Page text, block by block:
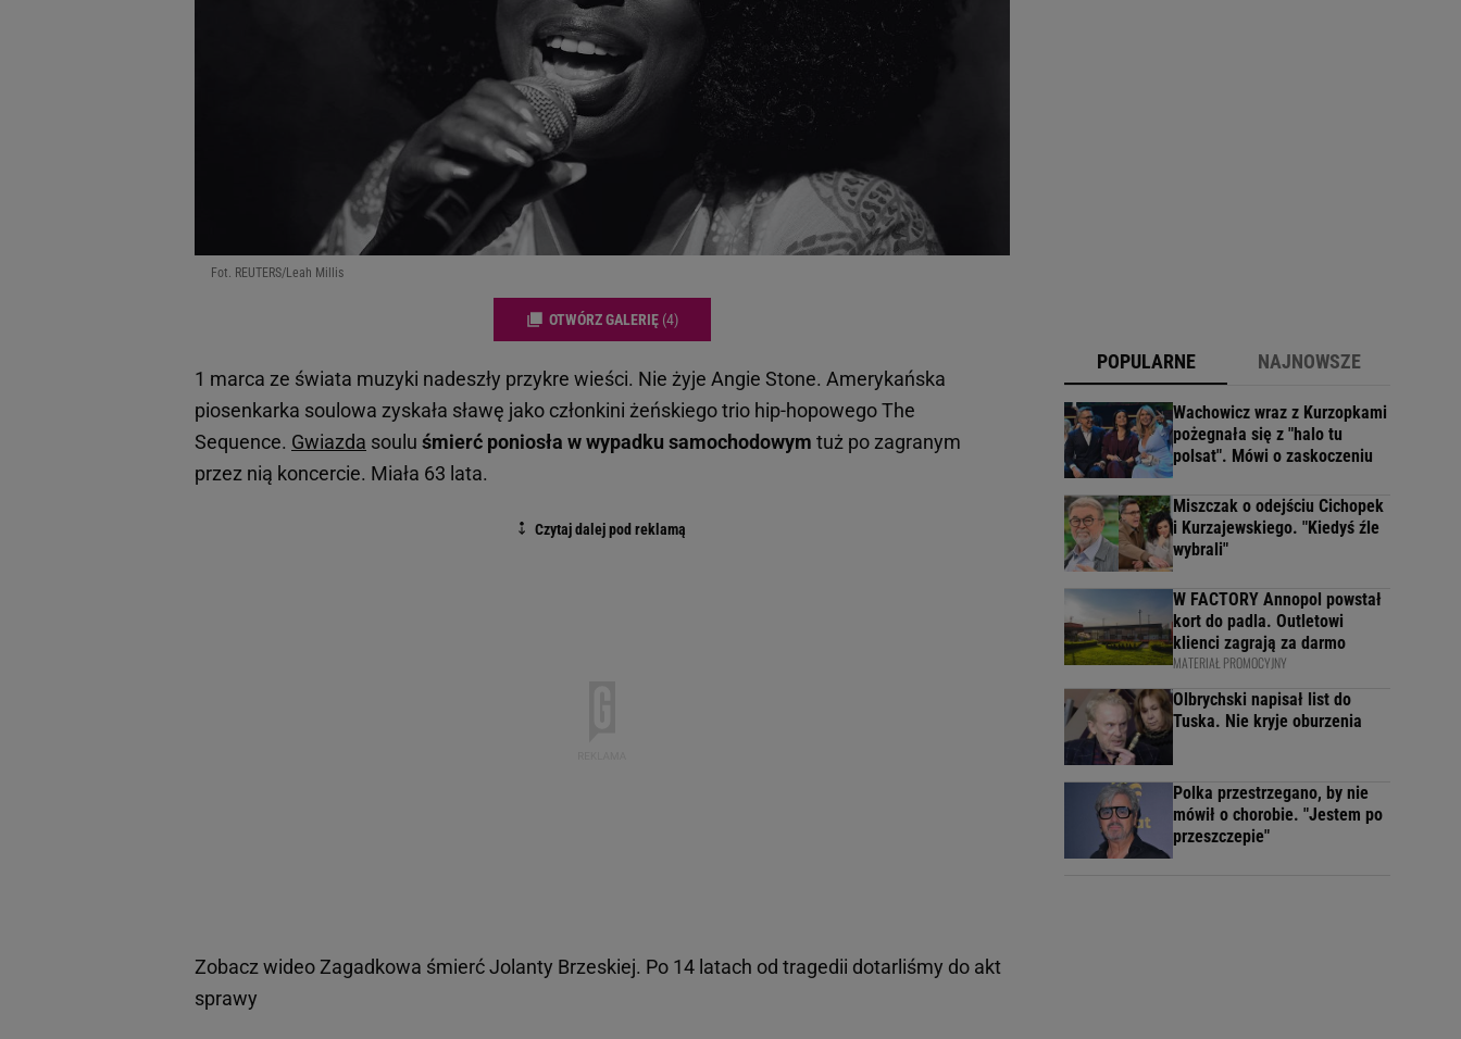
Fot. REUTERS/Leah Millis
OTWÓRZ GALERIĘ (4)
1 marca ze świata muzyki nadeszły przykre wieści. Nie żyje Angie Stone. Amerykańska
piosenkarka soulowa zyskała sławę jako członkini żeńskiego trio hip-hopowego The
Sequence. Gwiazda soulu śmierć poniosła w wypadku samochodowym tuż po zagranym
przez nią koncercie. Miała 63 lata.
Zobacz wideoZagadkowa śmierć Jolanty Brzeskiej. Po 14 latach od tragedii dotarliśmy do akt
sprawy
POPULARNE NAJNOWSZE
Wachowicz wraz z Kurzopkami
pożegnała się z "halo tu
polsat". Mówi o zaskoczeniu
Miszczak o odejściu Cichopek
i Kurzajewskiego. "Kiedyś źle
wybrali"
W FACTORY Annopol powstał
kort do padla. Outletowi
klienci zagrają za darmo
MATERIAŁ PROMOCYJNY
Olbrychski napisał list do
Tuska. Nie kryje oburzenia
Polka przestrzegano, by nie
mówił o chorobie. "Jestem po
przeszczepie"